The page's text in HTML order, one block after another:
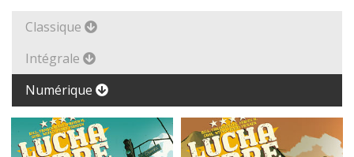
Classique
Intégrale
Numérique